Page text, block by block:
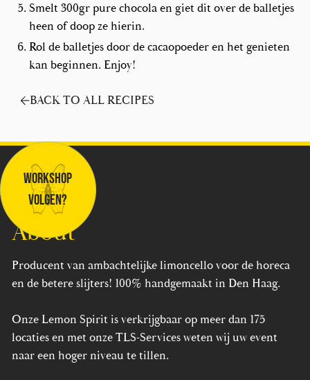
Smelt 300gr pure chocola en giet dit over de balletjes
heen of doop ze hierin.
Rol de balletjes door de cacaopoeder en het genieten
kan beginnen. Enjoy!
BACK TO ALL RECIPES
Workshop
volgen?
About
Producent van ambachtelijke limoncello voor de horeca
en de betere slijters! 100% handgemaakt in Den Haag.
Onze Lemon Spirit is verkrijgbaar op meer dan 175
locaties en met onze TLS-Services weten wij uw event
naar een hoger niveau te tillen.